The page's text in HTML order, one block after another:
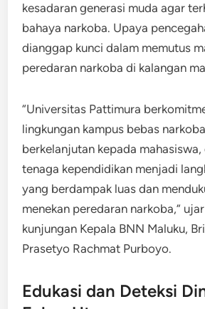
kesadaran generasi muda agar
bahaya narkoba. Upaya
dianggap kunci dalam memutus
peredaran narkoba di kalangan
“Universitas Pattimura
lingkungan kampus bebas
berkelanjutan kepada mahasiswa,
tenaga kependidikan menjadi
yang berdampak luas dan
menekan peredaran narkoba,”
kunjungan Kepala BNN Maluku,
Prasetyo Rachmat Purboyo.
Edukasi dan Deteksi